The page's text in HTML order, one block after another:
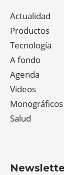
Actualidad
Productos
Tecnología
A fondo
Agenda
Videos
Monográficos
Salud